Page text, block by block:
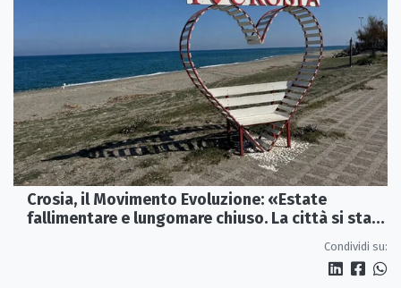
Crosia, il Movimento Evoluzione: «Estate
fallimentare e lungomare chiuso. La città si sta
Condividi su: